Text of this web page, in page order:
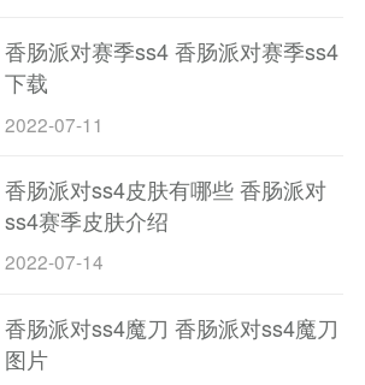
香肠派对赛季ss4 香肠派对赛季ss4
下载
2022-07-11
香肠派对ss4皮肤有哪些 香肠派对
ss4赛季皮肤介绍
2022-07-14
香肠派对ss4魔刀 香肠派对ss4魔刀
图片